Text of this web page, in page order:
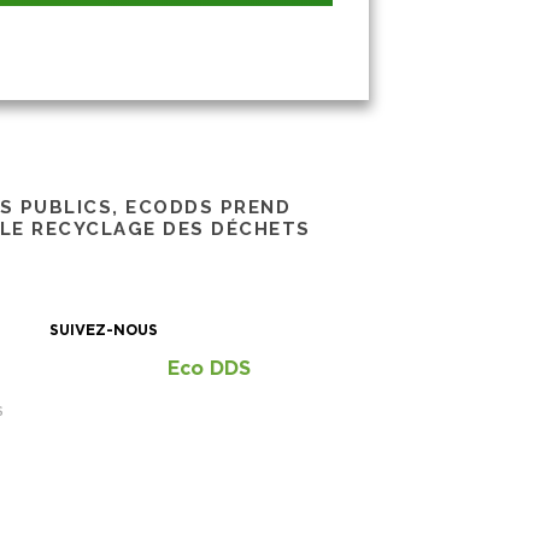
PUBLICS, ECODDS PREND
RECYCLAGE DES DÉCHETS
SUIVEZ-NOUS
Eco DDS